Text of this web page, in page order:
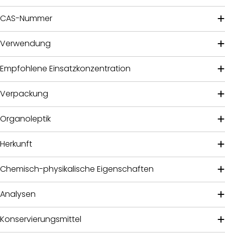
CAS-Nummer
Verwendung
Empfohlene Einsatzkonzentration
Verpackung
Organoleptik
Herkunft
Chemisch-physikalische Eigenschaften
Analysen
Konservierungsmittel